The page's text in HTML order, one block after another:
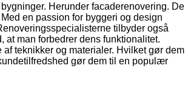
Herunder facaderenovering. De
en passion for byggeri og design
tilbyder også
man forbedrer dens funktionalitet.
teknikker og materialer. Hvilket gør dem
gør dem til en populær